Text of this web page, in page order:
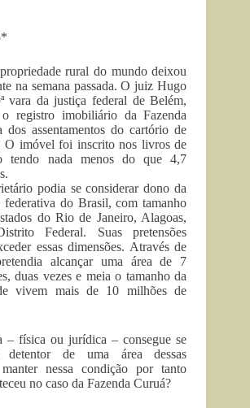
rural do mundo deixou
na semana passada. O juiz Hugo
vara da justiça federal de Belém,
registro imobiliário da Fazenda
dos assentamentos do cartório de
O imóvel foi inscrito nos livros de
tendo nada menos do que 4,7
podia se considerar dono da
federativa do Brasil, com tamanho
do Rio de Janeiro, Alagoas,
Federal. Suas pretensões
essas dimensões. Através de
alcançar uma área de 7
duas vezes e meia o tamanho da
vivem mais de 10 milhões de
– física ou jurídica – consegue se
detentor de uma área dessas
nessa condição por tanto
no caso da Fazenda Curuá?